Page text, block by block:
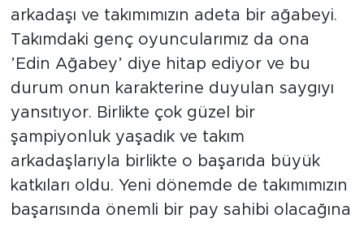
arkadaşı ve takımımızın adeta bir ağabeyi.
Takımdaki genç oyuncularımız da ona
’Edin Ağabey’ diye hitap ediyor ve bu
durum onun karakterine duyulan saygıyı
yansıtıyor. Birlikte çok güzel bir
şampiyonluk yaşadık ve takım
arkadaşlarıyla birlikte o başarıda büyük
katkıları oldu. Yeni dönemde de takımımızın
başarısında önemli bir pay sahibi olacağına